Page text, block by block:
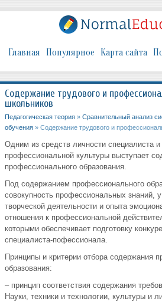
Главная Популярное Карта сайта
Содержание трудового и
школьников
Педагогическая теория » Сравнительный анализ
обучения » Содержание трудового и
Одним из средств личности специалиста
профессиональной культуры выступает
профессионального образования.
Под содержанием профессионального
совокупность профессиональных знаний,
творческой деятельности и опыта
отношения к профессиональной
которыми обеспечивает подготовку
специалиста-пофессионала.
Принципы и критерии отбора содержания
образования:
– принцип соответствия содержания
Науки, техники и технологии, культуры и